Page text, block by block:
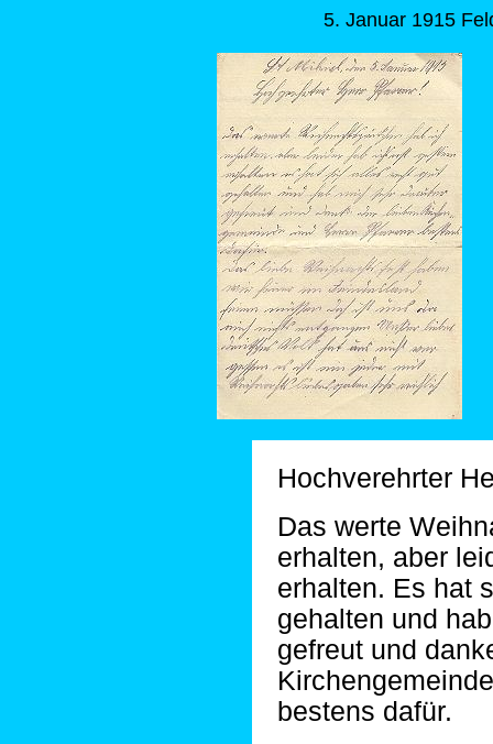
5. Januar 1915
Hochverehrter
Das werte
erhalten, aber
erhalten. Es hat
gehalten und
gefreut und
bestens dafür.